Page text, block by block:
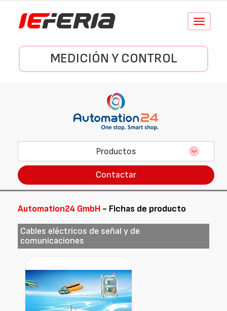
Conmutar
MEDICIÓN Y CONTROL
Productos
Contactar
Automation24 GmbH - Fichas de producto
Cables eléctricos de señal y de
comunicaciones